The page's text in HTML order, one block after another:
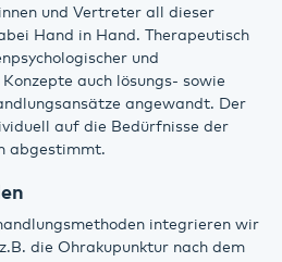
und Vertreter all dieser
Hand in Hand. Therapeutisch
und
auch lösungs- sowie
angewandt. Der
auf die Bedürfnisse der
abgestimmt.
integrieren wir
die Ohrakupunktur nach dem